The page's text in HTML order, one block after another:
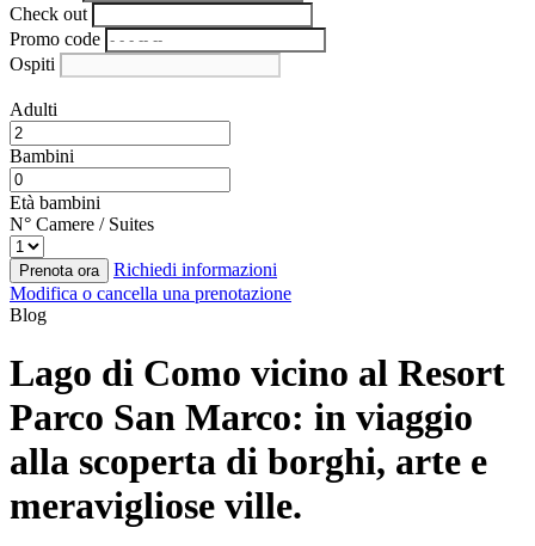
Check out
Promo code
Ospiti
Adulti
Bambini
Età bambini
N° Camere / Suites
Prenota ora
Richiedi informazioni
Modifica o cancella una prenotazione
Blog
Lago di Como vicino al Resort
Parco San Marco: in viaggio
alla scoperta di borghi, arte e
meravigliose ville.